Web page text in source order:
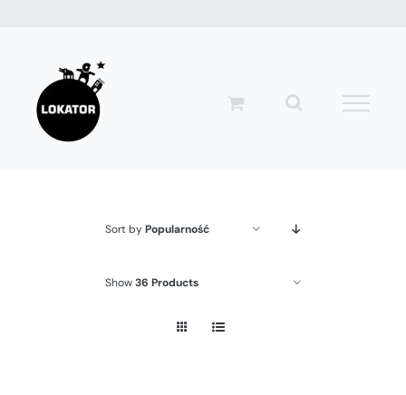
zawartości
Sort byPopularność
Show36 Products